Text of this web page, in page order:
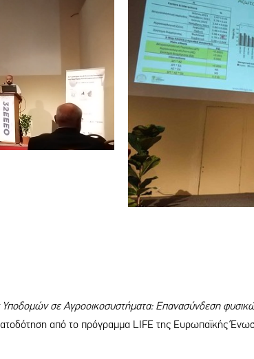
σε Αγροοικοσυστήματα: Επανασύνδεση
από το πρόγραμμα LIFE της Ευρωπαϊκής